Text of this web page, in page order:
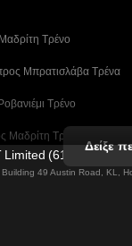
Tρένο
Μπρατισλάβα Τρένα
Τρένο
Μαδρίτη Τρένα
Tρένο
Δείξε
Limited (61211989)
Building 49 Austin Road, KL,